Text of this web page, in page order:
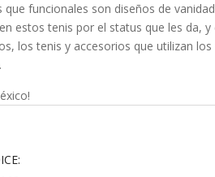
que funcionales son diseños de
estos tenis por el status que les da,
los tenis y accesorios que utilizan